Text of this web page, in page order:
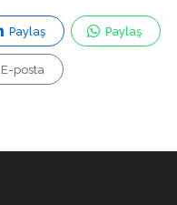
Paylaş Paylaş
E-posta